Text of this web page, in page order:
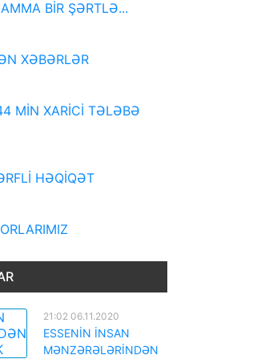
BİR ŞƏRTLƏ...
XƏBƏRLƏR
MİN XARİCİ TƏLƏBƏ
HƏQİQƏT
21:02 06.11.2020
ESSENİN İNSAN
MƏNZƏRƏLƏRİNDƏN